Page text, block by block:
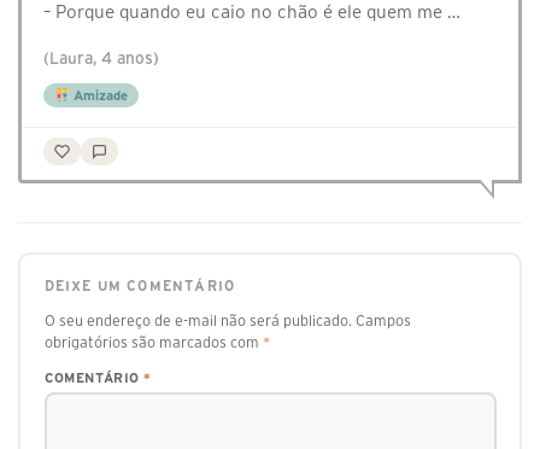
– Porque quando eu caio no chão é ele quem me …
(Laura, 4 anos)
Amizade
DEIXE UM COMENTÁRIO
O seu endereço de e-mail não será publicado. Campos
obrigatórios são marcados com *
COMENTÁRIO *